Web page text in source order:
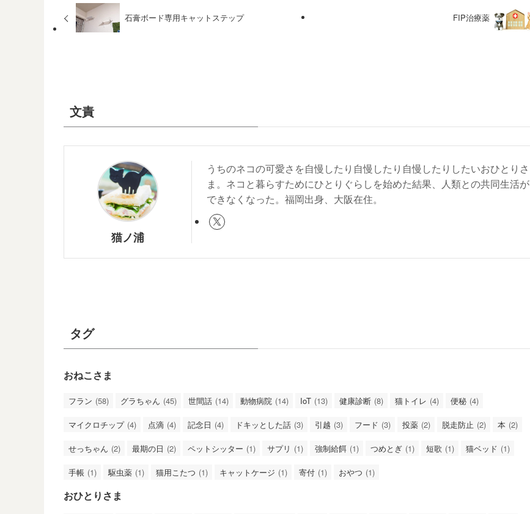
石膏ボード専用キャットステップ FIP治療薬
文責
猫ノ浦
うちのネコの可愛さを自慢したり自慢したり自慢したりしたいおひとりさ
ま。ネコと暮らすためにひとりぐらしを始めた結果、人類との共同生活が
できなくなった。福岡出身、大阪在住。
タグ
おねこさま
フラン (58) グラちゃん (45) 世間話 (14) 動物病院 (14) IoT (13) 健康診断 (8) 猫トイレ (4) 便秘 (4)
マイクロチップ (4) 点滴 (4) 記念日 (4) ドキッとした話 (3) 引越 (3) フード (3) 投薬 (2) 脱走防止 (2) 本 (2)
せっちゃん (2) 最期の日 (2) ペットシッター (1) サプリ (1) 強制給餌 (1) つめとぎ (1) 短歌 (1) 猫ベッド (1)
手帳 (1) 駆虫薬 (1) 猫用こたつ (1) キャットケージ (1) 寄付 (1) おやつ (1)
おひとりさま